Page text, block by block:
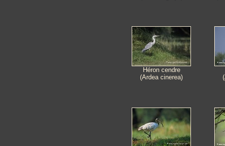
Héron cendre
(Ardea cinerea)